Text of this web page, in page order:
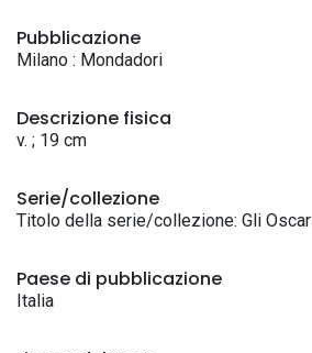
Pubblicazione
Milano : Mondadori
Descrizione fisica
v. ; 19 cm
Serie/collezione
Titolo della serie/collezione: Gli Oscar
Paese di pubblicazione
Italia